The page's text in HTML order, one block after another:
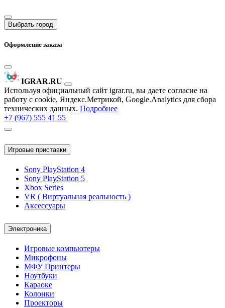
Выбрать город
Оформление заказа
IGRAR.RU
Используя официальный сайт igrar.ru, вы даете согласие на
работу с cookie, Яндекс.Метрикой, Google.Analytics для сбора
технических данных. Подробнее
+7 (967) 555 41 55
Игровые приставки
Sony PlayStation 4
Sony PlayStation 5
Xbox Series
VR ( Виртуальная реальность )
Аксессуары
Электроника
Игровые компьютеры
Микрофоны
МФУ Принтеры
Ноутбуки
Караоке
Колонки
Проекторы